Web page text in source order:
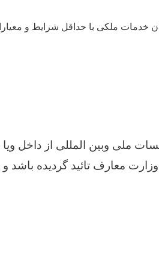
نظرداشت مواد 7 و 34 قانون کارکنان خدمات ملکی با حداقل شرایط و
ملی وبین المللی از داخل ویا
معارف تائید گردیده باشد و